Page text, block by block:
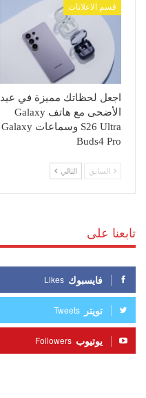
قسم الاعلانات
اجعل لحظاتك مميزة في عيد
الأضحى مع هاتف Galaxy
S26 Ultra وسماعات Galaxy
Buds4 Pro
السابق التالي
تابعنا على
فايسبوك Likes
تويتر Tweets
يوتيوب Followers